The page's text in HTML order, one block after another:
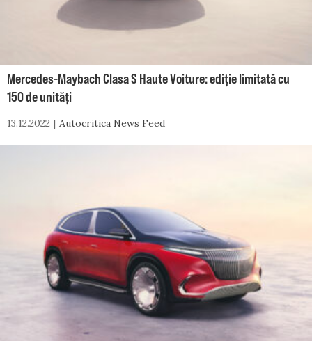
Mercedes-Maybach Clasa S Haute Voiture: ediție limitată cu
150 de unități
13.12.2022 Autocritica News Feed